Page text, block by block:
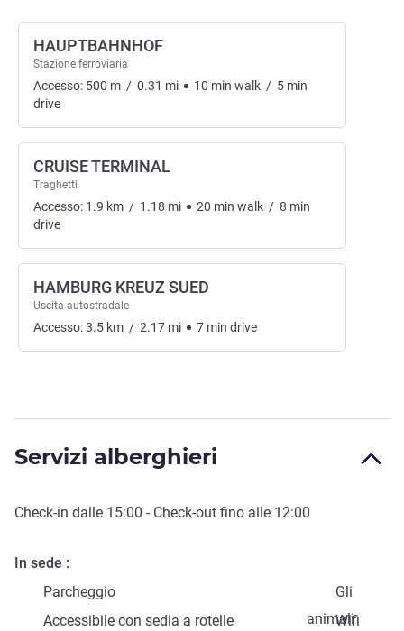
HAUPTBAHNHOF
Stazione ferroviaria
Accesso: 500 m / 0.31 mi 10 min walk / 5 min
drive
CRUISE TERMINAL
Traghetti
Accesso: 1.9 km / 1.18 mi 20 min walk / 8 min
drive
HAMBURG KREUZ SUED
Uscita autostradale
Accesso:3.5 km / 2.17 mi 7 min drive
Servizi alberghieri
Check-in dalle 15:00 - Check-out fino alle 12:00
In sede
Parcheggio
Gli
animali
Accessibile con sedia a rotelle
Wifi